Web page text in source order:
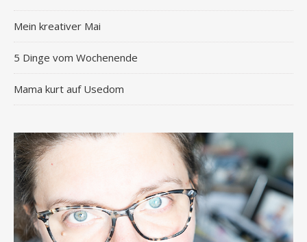
Mein kreativer Mai
5 Dinge vom Wochenende
Mama kurt auf Usedom